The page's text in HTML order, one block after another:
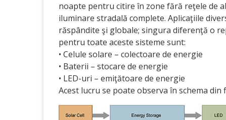
noapte pentru citire în zone fără reţele de
iluminare stradală complete. Aplicaţiile
răspândite şi globale; singura diferenţă o
pentru toate aceste sisteme sunt:
• Celule solare – colectoare de energie
• Baterii – stocare de energie
• LED-uri – emiţătoare de energie
Acest lucru se poate observa în schema din